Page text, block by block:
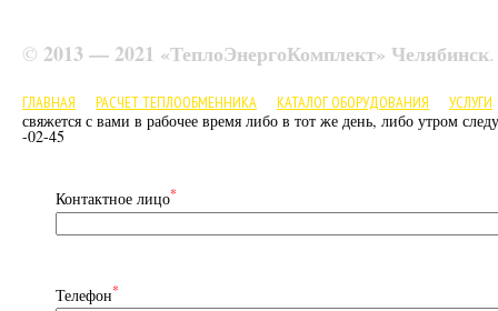
© 2013 — 2021 «ТеплоЭнергоКомплект» Челябинск
ГЛАВНАЯ РАСЧЕТ ТЕПЛООБМЕННИКА КАТАЛОГ ОБОРУДОВАНИЯ УСЛУГИ
свяжется с вами в рабочее время либо в тот же день, либо утром
-02-45
Контактное лицо*
Телефон*